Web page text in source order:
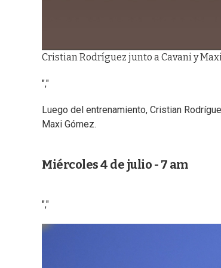
Cristian Rodríguez junto a Cavani y
","
Luego del entrenamiento, Cristian
Maxi Gómez.
Miércoles 4 de julio - 7 am
","